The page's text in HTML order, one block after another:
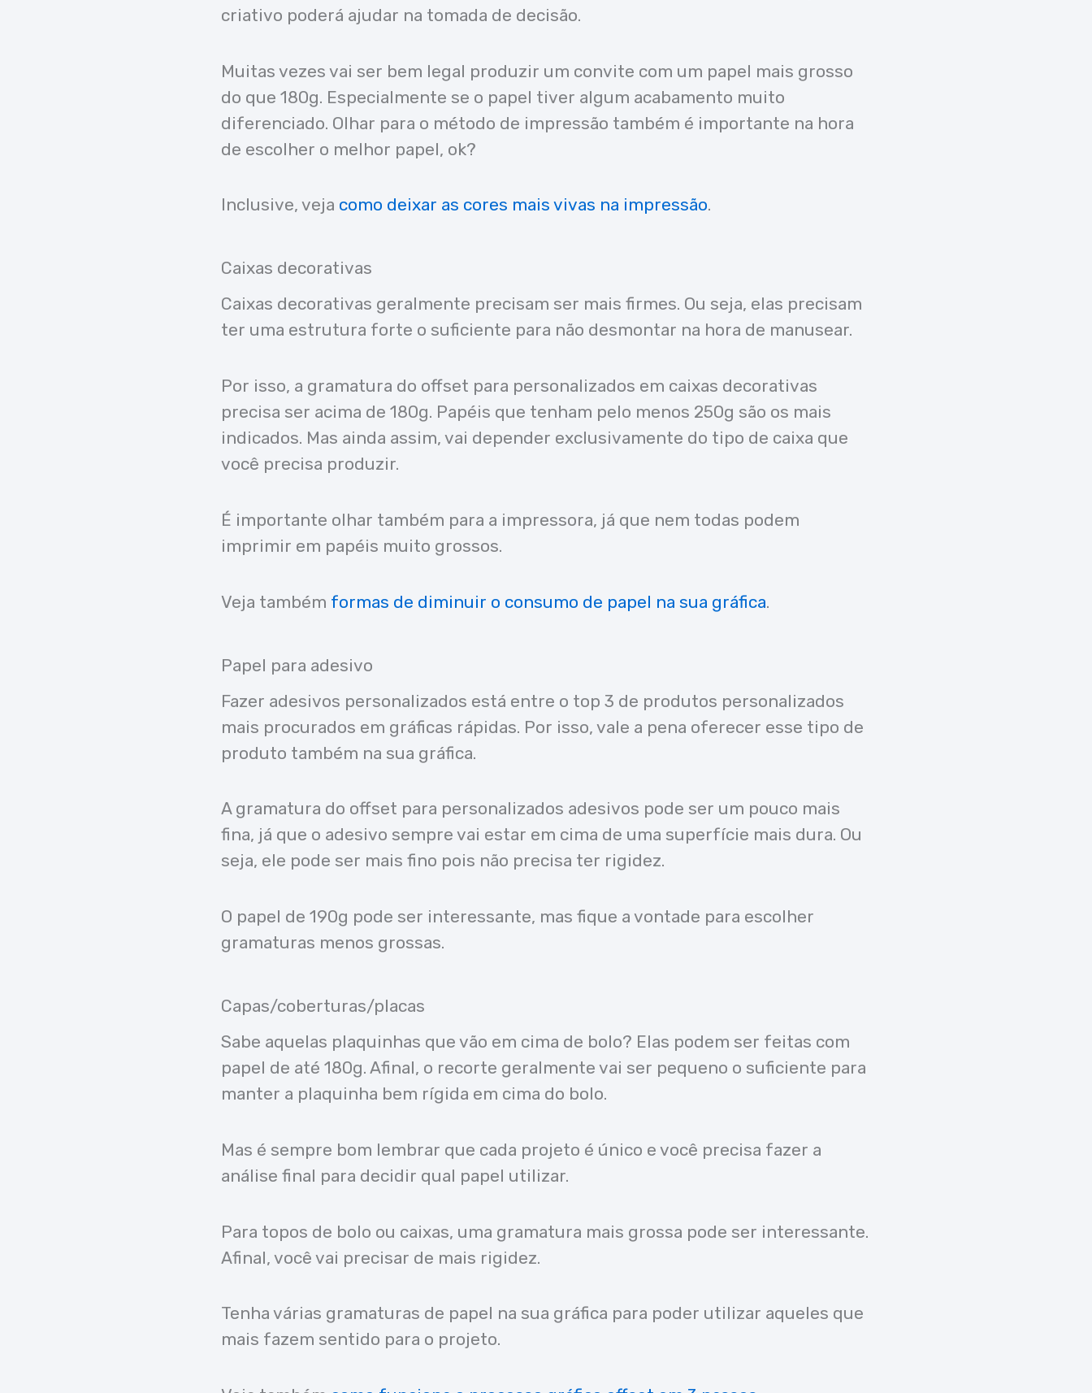
criativo poderá ajudar na tomada de decisão.
Muitas vezes vai ser bem legal produzir um convite com um papel mais grosso
do que 180g. Especialmente se o papel tiver algum acabamento muito
diferenciado. Olhar para o método de impressão também é importante na hora
de escolher o melhor papel, ok?
Inclusive, veja como deixar as cores mais vivas na impressão.
Caixas decorativas
Caixas decorativas geralmente precisam ser mais firmes. Ou seja, elas precisam
ter uma estrutura forte o suficiente para não desmontar na hora de manusear.
Por isso, a gramatura do offset para personalizados em caixas decorativas
precisa ser acima de 180g. Papéis que tenham pelo menos 250g são os mais
indicados. Mas ainda assim, vai depender exclusivamente do tipo de caixa que
você precisa produzir.
É importante olhar também para a impressora, já que nem todas podem
imprimir em papéis muito grossos.
Veja também formas de diminuir o consumo de papel na sua gráfica.
Papel para adesivo
Fazer adesivos personalizados está entre o top 3 de produtos personalizados
mais procurados em gráficas rápidas. Por isso, vale a pena oferecer esse tipo de
produto também na sua gráfica.
A gramatura do offset para personalizados adesivos pode ser um pouco mais
fina, já que o adesivo sempre vai estar em cima de uma superfície mais dura. Ou
seja, ele pode ser mais fino pois não precisa ter rigidez.
O papel de 190g pode ser interessante, mas fique a vontade para escolher
gramaturas menos grossas.
Capas/coberturas/placas
Sabe aquelas plaquinhas que vão em cima de bolo? Elas podem ser feitas com
papel de até 180g. Afinal, o recorte geralmente vai ser pequeno o suficiente para
manter a plaquinha bem rígida em cima do bolo.
Mas é sempre bom lembrar que cada projeto é único e você precisa fazer a
análise final para decidir qual papel utilizar.
Para topos de bolo ou caixas, uma gramatura mais grossa pode ser interessante.
Afinal, você vai precisar de mais rigidez.
Tenha várias gramaturas de papel na sua gráfica para poder utilizar aqueles que
mais fazem sentido para o projeto.